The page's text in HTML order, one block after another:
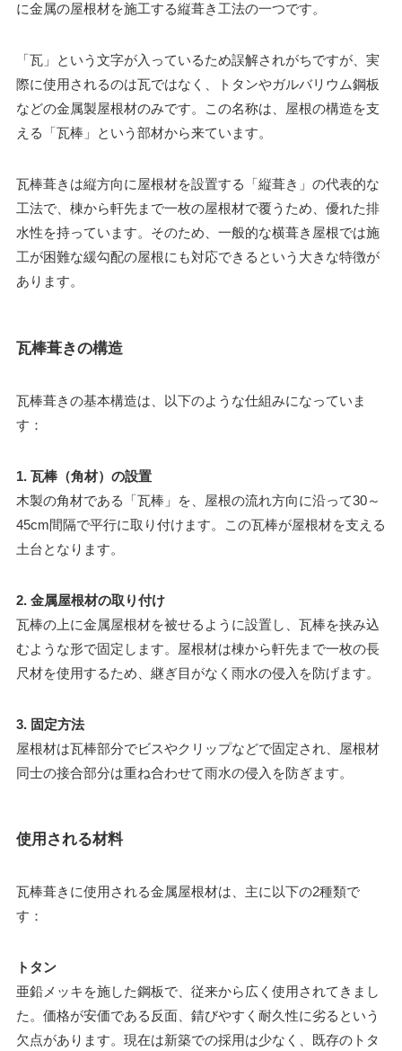
に金属の屋根材を施工する縦葺き工法の一つです。
「瓦」という文字が入っているため誤解されがちですが、実
際に使用されるのは瓦ではなく、トタンやガルバリウム鋼板
などの金属製屋根材のみです。この名称は、屋根の構造を支
える「瓦棒」という部材から来ています。
瓦棒葺きは縦方向に屋根材を設置する「縦葺き」の代表的な
工法で、棟から軒先まで一枚の屋根材で覆うため、優れた排
水性を持っています。そのため、一般的な横葺き屋根では施
工が困難な緩勾配の屋根にも対応できるという大きな特徴が
あります。
瓦棒葺きの構造
瓦棒葺きの基本構造は、以下のような仕組みになっていま
す：
1. 瓦棒（角材）の設置
木製の角材である「瓦棒」を、屋根の流れ方向に沿って30～
45cm間隔で平行に取り付けます。この瓦棒が屋根材を支える
土台となります。
2. 金属屋根材の取り付け
瓦棒の上に金属屋根材を被せるように設置し、瓦棒を挟み込
むような形で固定します。屋根材は棟から軒先まで一枚の長
尺材を使用するため、継ぎ目がなく雨水の侵入を防げます。
3. 固定方法
屋根材は瓦棒部分でビスやクリップなどで固定され、屋根材
同士の接合部分は重ね合わせて雨水の侵入を防ぎます。
使用される材料
瓦棒葺きに使用される金属屋根材は、主に以下の2種類で
す：
トタン
亜鉛メッキを施した鋼板で、従来から広く使用されてきまし
た。価格が安価である反面、錆びやすく耐久性に劣るという
欠点があります。現在は新築での採用は少なく、既存のトタ